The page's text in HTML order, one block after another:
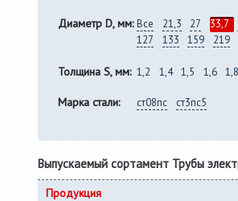
Диаметр D, мм: Все 21,3 27 33,7
127
133 159 219
Толщина S, мм: 1,2 1,4 1,5 1,6 1,8
Марка стали: ст08пс ст3пс5
Выпускаемый сортамент Трубы
Продукция